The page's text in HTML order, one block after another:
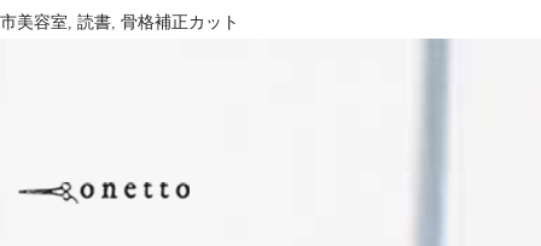
市美容室, 読書, 骨格補正カット